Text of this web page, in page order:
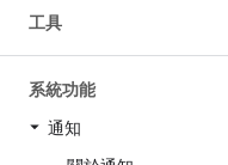
工具
系統功能
通知